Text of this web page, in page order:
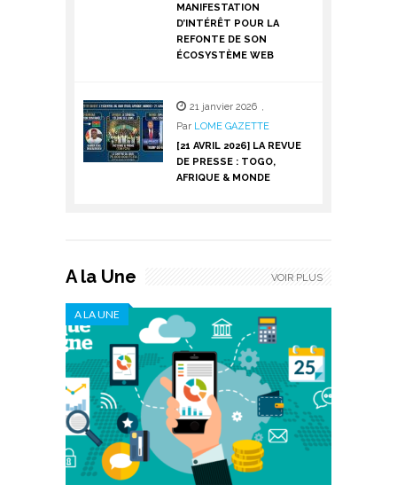
MANIFESTATION
D’INTÉRÊT POUR LA
REFONTE DE SON
ÉCOSYSTÈME WEB
21 janvier 2026 ,
Par LOME GAZETTE
[21 AVRIL 2026] LA REVUE
DE PRESSE : TOGO,
AFRIQUE & MONDE
A la Une
A LA UNE
VOIR PLUS